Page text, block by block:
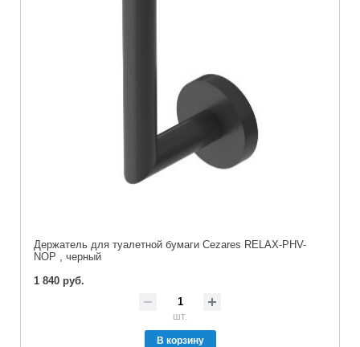
Держатель для туалетной бумаги Cezares RELAX-PHV-
NOP , черный
1 840 руб.
шт.
В корзину